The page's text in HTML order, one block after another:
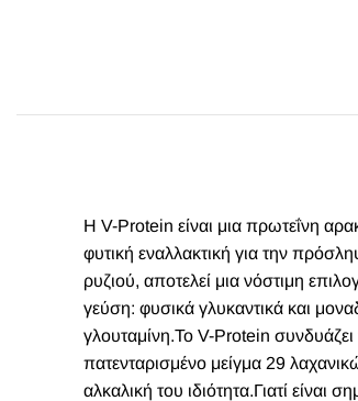
Η V-Protein είναι μια πρωτεΐνη
φυτική εναλλακτική για την
ρυζιού, αποτελεί μια νόστιμη
γεύση: φυσικά γλυκαντικά και
γλουταμίνη.Το V-Protein
πατενταρισμένο μείγμα 29
αλκαλική του ιδιότητα.Γιατί είναι